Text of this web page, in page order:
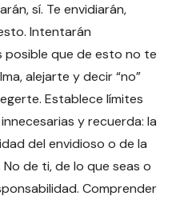
sí. Te envidiarán,
Intentarán
posible que de esto no te
alejarte y decir “no”
Establece límites
y recuerda: la
del envidioso o de la
de ti, de lo que seas o
Comprender